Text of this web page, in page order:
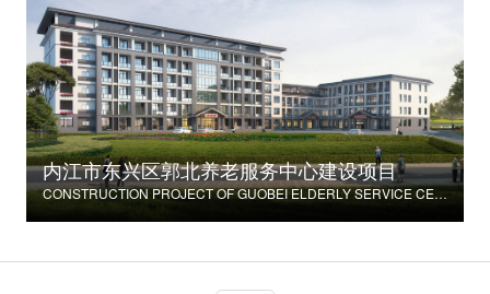
内江市东兴区郭北养老服务中心建设项目
CONSTRUCTION PROJECT OF GUOBEI ELDERLY SERVICE CENTER IN DONGXING DISTRICT, NEIJIANG CITY